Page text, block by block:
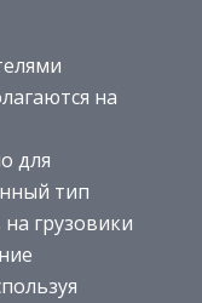
на
для
тип
грузовики